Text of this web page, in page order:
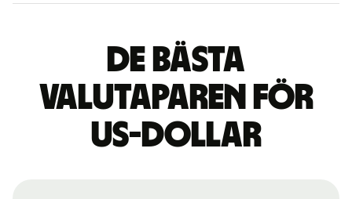
De bästa
valutaparen för
US-dollar